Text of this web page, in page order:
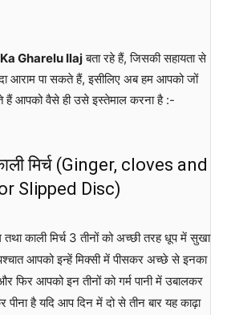
Gharelu Ilajबता रहे हैं, जिसकी सहायता से
आराम पा सकते हैं, इसीलिए अब हम आपको जों
हैं आपको वैसे ही उसे इस्तेमाल करना है :-
मिर्च (Ginger, cloves and
Slipped Disc)
काली मिर्च 3 तीनों को अच्छी तरह धूप में सुखा
आपको इन्हें मिक्सी में पीसकर अच्छे से इनका
फिर आपको इन तीनों को गर्म पानी में उबालकर
है यदि आप दिन में दो से तीन बार यह काढ़ा